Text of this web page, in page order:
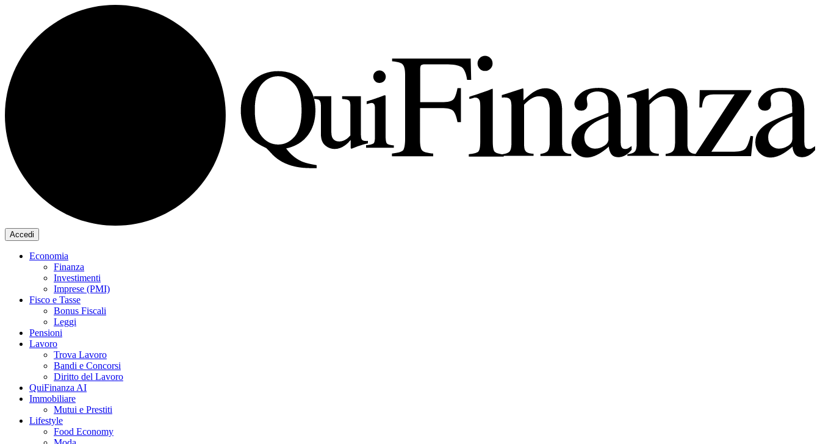
Accedi
Economia
Finanza
Investimenti
Imprese (PMI)
Fisco e Tasse
Bonus Fiscali
Leggi
Pensioni
Lavoro
Trova Lavoro
Bandi e Concorsi
Diritto del Lavoro
QuiFinanza AI
Immobiliare
Mutui e Prestiti
Lifestyle
Food Economy